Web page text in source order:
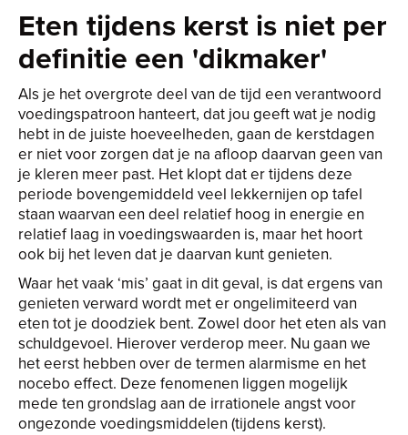
Eten tijdens kerst is niet per
definitie een 'dikmaker'
Als je het overgrote deel van de tijd een verantwoord
voedingspatroon hanteert, dat jou geeft wat je nodig
hebt in de juiste hoeveelheden, gaan de kerstdagen
er niet voor zorgen dat je na afloop daarvan geen van
je kleren meer past. Het klopt dat er tijdens deze
periode bovengemiddeld veel lekkernijen op tafel
staan waarvan een deel relatief hoog in energie en
relatief laag in voedingswaarden is, maar het hoort
ook bij het leven dat je daarvan kunt genieten.
Waar het vaak ‘mis’ gaat in dit geval, is dat ergens van
genieten verward wordt met er ongelimiteerd van
eten tot je doodziek bent. Zowel door het eten als van
schuldgevoel. Hierover verderop meer. Nu gaan we
het eerst hebben over de termen alarmisme en het
nocebo effect. Deze fenomenen liggen mogelijk
mede ten grondslag aan de irrationele angst voor
ongezonde voedingsmiddelen (tijdens kerst).